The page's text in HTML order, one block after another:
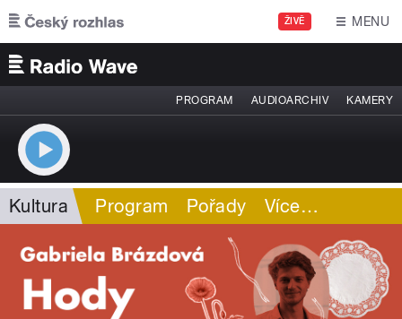
Přejít k hlavnímu obsahu
ŽIVĚ MENU
PROGRAM AUDIOARCHIV KAMERY
Kultura Program Pořady Více…